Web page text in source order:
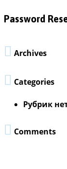
Password
 Archives
 Categories
Рубрик
 Comments